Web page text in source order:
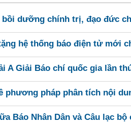
bồi dưỡng chính trị, đạo đức
hệ thống báo điện tử mới
A Giải Báo chí quốc gia lần
phương pháp phân tích nội
Báo Nhân Dân và Câu lạc bộ